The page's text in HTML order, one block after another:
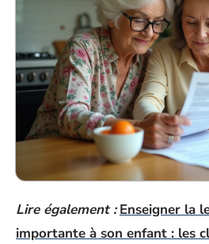
Lire également : Enseigner la
importante à son enfant : les